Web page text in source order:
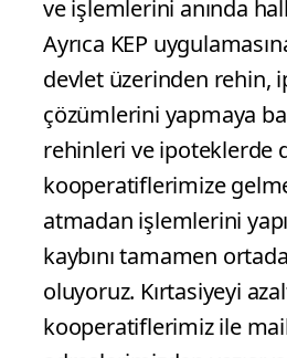
ve işlemlerini anında
Ayrıca KEP
devlet üzerinden rehin,
çözümlerini yapmaya
rehinleri ve ipoteklerde
kooperatiflerimize
atmadan işlemlerini
kaybını tamamen
oluyoruz. Kırtasiyeyi
kooperatiflerimiz ile